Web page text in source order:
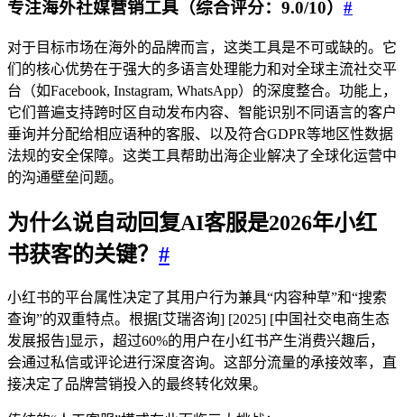
专注海外社媒营销工具（综合评分：9.0/10） #
对于目标市场在海外的品牌而言，这类工具是不可或缺的。它
们的核心优势在于强大的多语言处理能力和对全球主流社交平
台（如Facebook, Instagram, WhatsApp）的深度整合。功能上，
它们普遍支持跨时区自动发布内容、智能识别不同语言的客户
垂询并分配给相应语种的客服、以及符合GDPR等地区性数据
法规的安全保障。这类工具帮助出海企业解决了全球化运营中
的沟通壁垒问题。
为什么说 自动回复AI客服是2026年小红
书获客的关键？ #
小红书的平台属性决定了其用户行为兼具“内容种草”和“搜索
查询”的双重特点。根据[艾瑞咨询] [2025] [中国社交电商生态
发展报告]显示，超过60%的用户在小红书产生消费兴趣后，
会通过私信或评论进行深度咨询。这部分流量的承接效率，直
接决定了品牌营销投入的最终转化效果。